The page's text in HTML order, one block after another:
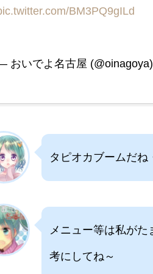
BM3PQ9gILd
おいでよ名古屋 (@oinagoya)
タピオカブームだね
メニュー等は私がた
考にしてね～